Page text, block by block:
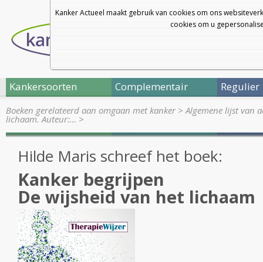
Kanker Actueel maakt gebruik van cookies om ons
cookies om u
Kankersoorten Complementair Regulier
Boeken gerelateerd aan omgaan met kanker>Algemene lijst van
lichaam. Auteur:… >
Hilde Maris schreef het boek:
Kanker begrijpen
De wijsheid van het lichaam